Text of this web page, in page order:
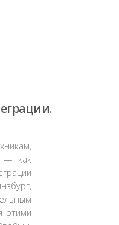
— как
этими